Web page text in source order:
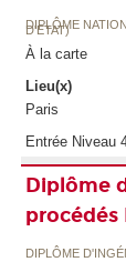
DIPLÔME
D'ETAT)
À la carte
Lieu(x)
Paris
Entrée Niveau
Diplôme
procédés
DIPLÔME